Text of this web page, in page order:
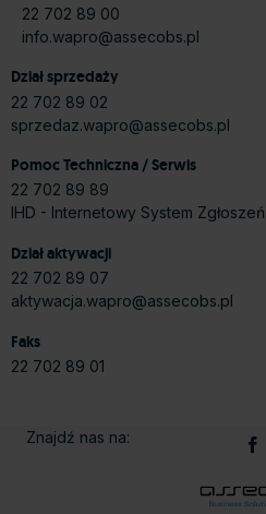
22 702 89 00
info.wapro@assecobs.pl
Dział sprzedaży
22 702 89 02
sprzedaz.wapro@assecobs.pl
Pomoc Techniczna / Serwis
22 702 89 89
IHD - Internetowy System Zgłoszeń
Dział aktywacji
22 702 89 07
aktywacja.wapro@assecobs.pl
Faks
22 702 89 01
Znajdź nas na: